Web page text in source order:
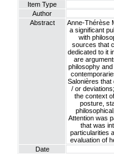
Item Type
Author
Abstract
Anne-Thérèse
a significant
with
sources that
dedicated to it
are
philosophy
Salonières that
/ or
the context
posture,
Attention was
that was
particularities
evaluation of
Date